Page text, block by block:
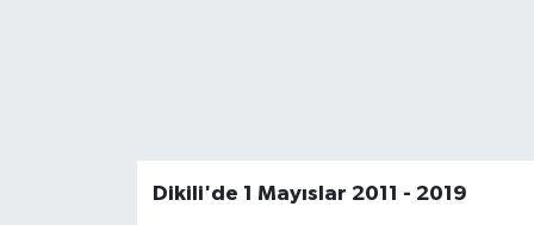
Dikili'de 1 Mayıslar 2011 - 2019